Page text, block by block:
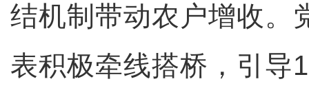
结机制带动农户增收。
表积极牵线搭桥，引导